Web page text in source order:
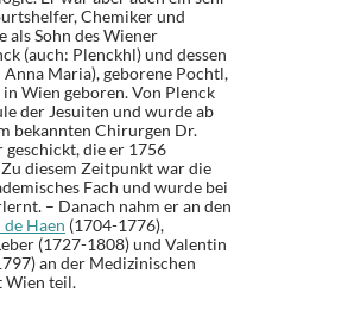
Chemiker und
als Sohn des Wiener
(auch: Plenckhl) und dessen
Maria), geborene Pochtl,
Wien geboren. Von Plenck
der Jesuiten und wurde ab
bekannten Chirurgen Dr.
geschickt, die er 1756
diesem Zeitpunkt war die
Fach und wurde bei
– Danach nahm er an den
Haen (1704-1776),
(1727-1808) und Valentin
an der Medizinischen
Wien teil.